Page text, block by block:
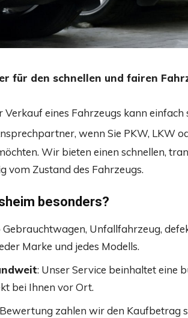
für den schnellen und fairen
eines Fahrzeugs kann einfach
wenn Sie PKW, LKW
Wir bieten einen schnellen,
vom Zustand des Fahrzeugs.
besonders?
Gebrauchtwagen, Unfallfahrzeug,
Marke und jedes Modells.
: Unser Service beinhaltet eine
bei Ihnen vor Ort.
zahlen wir den Kaufbetrag